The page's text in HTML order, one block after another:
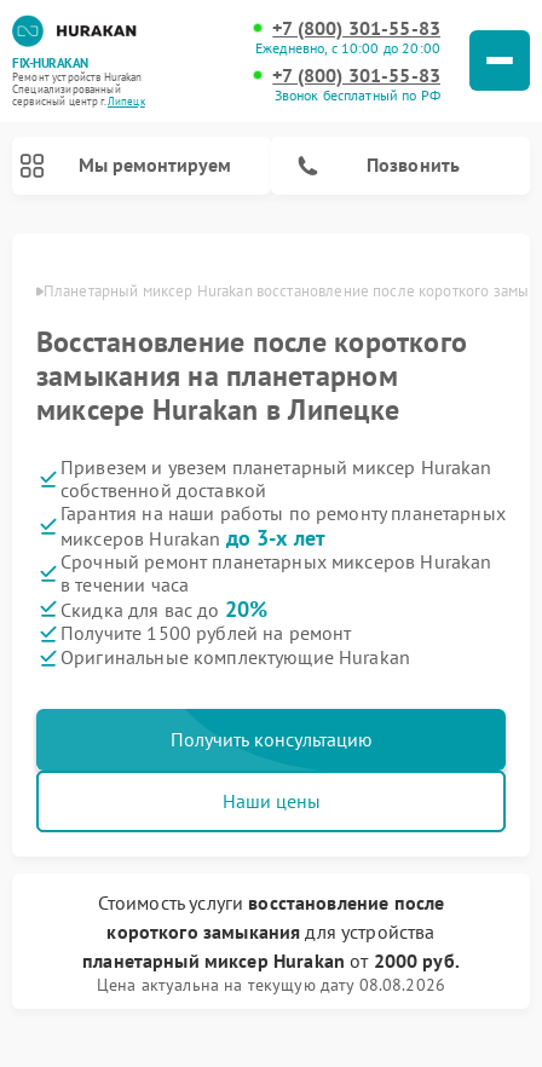
FIX-HURAKAN
Ремонт устройств Hurakan
Специализированный
cервисный центр г.Липецк
+7 (800) 301-55-83
Ежедневно, с 10:00 до 20:00
+7 (800) 301-55-83
Звонок бесплатный по РФ
Мы ремонтируем Позвонить
Планетарный миксер Hurakan восстановление после короткого
Восстановление после короткого
замыкания на планетарном
миксере Hurakan в Липецке
Привезем и увезем планетарный миксер Hurakan
собственной доставкой
Гарантия на наши работы по ремонту планетарных
миксеров Hurakan до 3-х лет
Срочный ремонт планетарных миксеров Hurakan
в течении часа
Скидка для вас до 20%
Получите 1500 рублей на ремонт
Оригинальные комплектующие Hurakan
Получить консультацию
Наши цены
Стоимость услуги восстановление после
короткого замыкания для устройства
планетарный миксер Hurakan от 2000 руб.
Цена актуальна на текущую дату 08.08.2026